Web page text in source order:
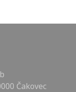
Čakovec